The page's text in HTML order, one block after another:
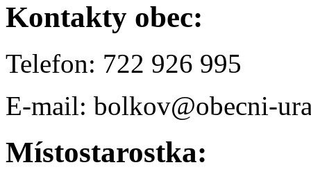
Kontakty obec:
Telefon: 722 926 995
E-mail: bolkov@obecni-
Místostarostka: